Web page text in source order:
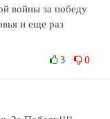
войны за победу
и еще раз
3 0